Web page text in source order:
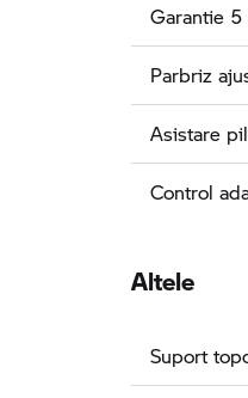
Garantie 5
Parbriz
Asistare
Control
Altele
Suport